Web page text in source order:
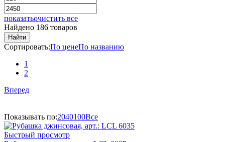
показатьочистить все
Найдено 186 товаров
Найти
Сортировать:По ценеПо названию
1
2
Вперед
Показывать по:2040100Все
Быстрый просмотр